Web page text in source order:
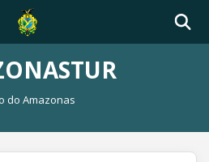
do Amazonas